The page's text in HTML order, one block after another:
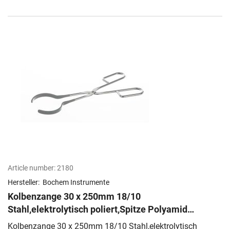
Article number:2180
Hersteller: Bochem Instrumente
Kolbenzange 30 x 250mm 18/10
Stahl,elektrolytisch poliert,Spitze Polyamid
beschichtet
Kolbenzange 30 x 250mm 18/10 Stahl,elektrolytisch